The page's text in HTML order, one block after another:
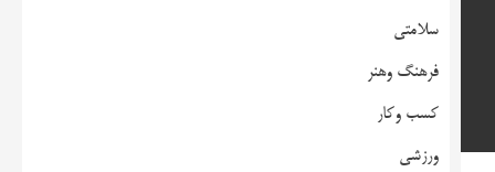
سلامتی
فرهنگ وهنر
کسب وکار
ورزشی